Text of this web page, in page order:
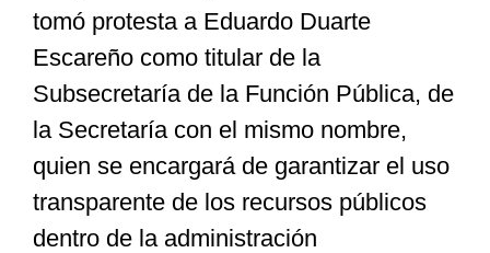
tomó protesta a Eduardo Duarte
Escareño como titular de la
Subsecretaría de la Función Pública, de
la Secretaría con el mismo nombre,
quien se encargará de garantizar el uso
transparente de los recursos públicos
dentro de la administración